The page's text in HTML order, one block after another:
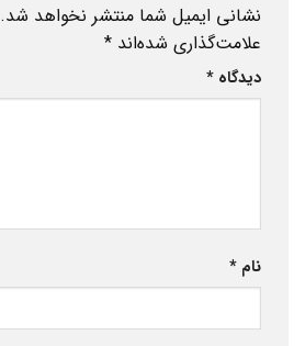
نشانی ایمیل شما منتشر نخواهد شد.
علامت‌گذاری شده‌اند *
دیدگاه *
نام *